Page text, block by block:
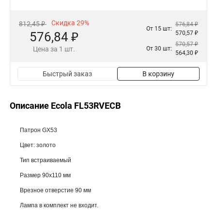
812,45 ₽ Скидка 29%
576,84 ₽
Цена за 1 шт.
От 15 шт:
576,84 ₽
570,57 ₽
От 30 шт:
570,57 ₽
564,30 ₽
Быстрый заказ В корзину
Описание Ecola FL53RVECB
Патрон GX53
Цвет: золото
Тип встраиваемый
Размер 90x110 мм
Врезное отверстие 90 мм
Лампа в комплект не входит.